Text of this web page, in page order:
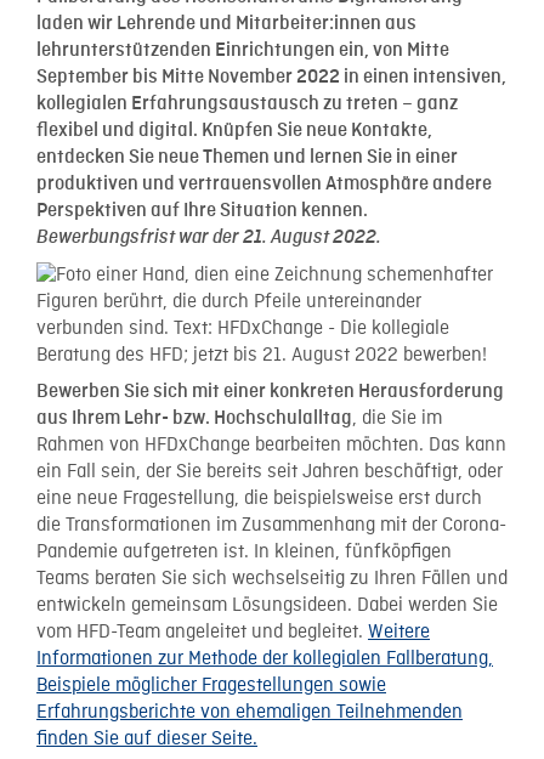
laden wir Lehrende und Mitarbeiter:innen aus
lehrunterstützenden Einrichtungen ein, von Mitte
September bis Mitte November 2022 in einen intensiven,
kollegialen Erfahrungsaustausch zu treten – ganz
flexibel und digital. Knüpfen Sie neue Kontakte,
entdecken Sie neue Themen und lernen Sie in einer
produktiven und vertrauensvollen Atmosphäre andere
Perspektiven auf Ihre Situation kennen.
Bewerbungsfrist war der 21. August 2022.
Bewerben Sie sich mit einer konkreten Herausforderung
aus Ihrem Lehr- bzw. Hochschulalltag, die Sie im
Rahmen von HFDxChange bearbeiten möchten. Das kann
ein Fall sein, der Sie bereits seit Jahren beschäftigt, oder
eine neue Fragestellung, die beispielsweise erst durch
die Transformationen im Zusammenhang mit der Corona-
Pandemie aufgetreten ist. In kleinen, fünfköpfigen
Teams beraten Sie sich wechselseitig zu Ihren Fällen und
entwickeln gemeinsam Lösungsideen. Dabei werden Sie
vom HFD-Team angeleitet und begleitet. Weitere
Informationen zur Methode der kollegialen Fallberatung,
Beispiele möglicher Fragestellungen sowie
Erfahrungsberichte von ehemaligen Teilnehmenden
finden Sie auf dieser Seite.